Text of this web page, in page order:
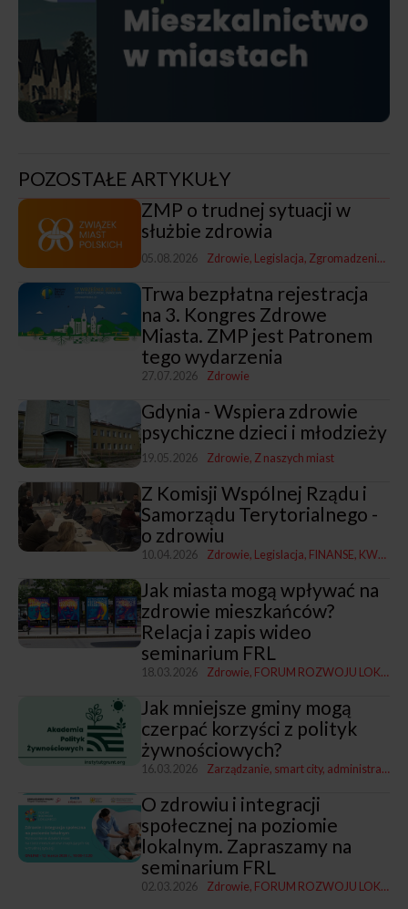
POZOSTAŁE ARTYKUŁY
ZMP o trudnej sytuacji w
służbie zdrowia
05.08.2026 Zdrowie Legislacja Zgromadzenia i Zarządy ZMP
Trwa bezpłatna rejestracja
na 3. Kongres Zdrowe
Miasta. ZMP jest Patronem
tego wydarzenia
27.07.2026 Zdrowie
Gdynia - Wspiera zdrowie
psychiczne dzieci i młodzieży
19.05.2026 Zdrowie Z naszych miast
Z Komisji Wspólnej Rządu i
Samorządu Terytorialnego -
o zdrowiu
10.04.2026 Zdrowie Legislacja FINANSE KWRiST
Jak miasta mogą wpływać na
zdrowie mieszkańców?
Relacja i zapis wideo
seminarium FRL
18.03.2026 Zdrowie FORUM ROZWOJU LOKALNEGO
Jak mniejsze gminy mogą
czerpać korzyści z polityk
żywnościowych?
16.03.2026 Zarządzanie, smart city, administracja
O zdrowiu i integracji
społecznej na poziomie
lokalnym. Zapraszamy na
seminarium FRL
02.03.2026 Zdrowie FORUM ROZWOJU LOKALNEGO